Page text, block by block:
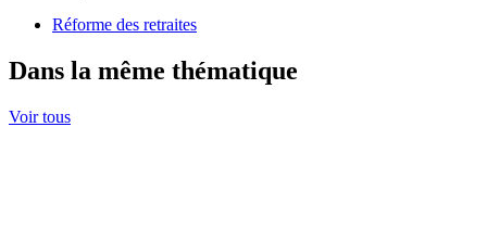
Réforme des retraites
Dans la même thématique
Voir tous